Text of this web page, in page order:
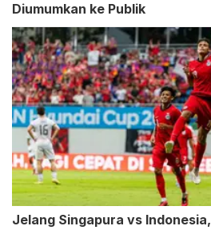
Diumumkan ke Publik
Jelang Singapura vs